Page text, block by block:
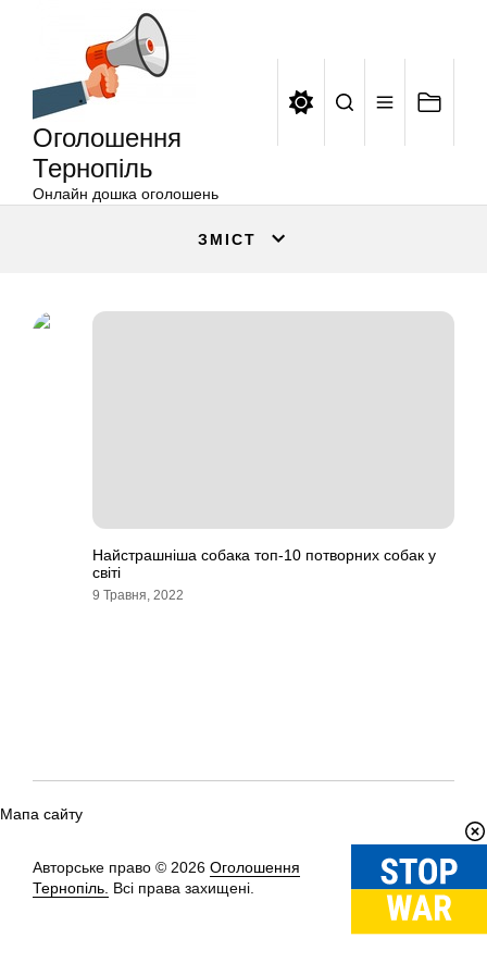
Оголошення
Тернопіль
Онлайн дошка оголошень
ЗМІСТ
Найстрашніша собака топ-10 потворних собак у
світі
9 Травня, 2022
Мапа сайту
Авторське право © 2026 Оголошення
Тернопіль. Всі права захищені.
Вгору↑